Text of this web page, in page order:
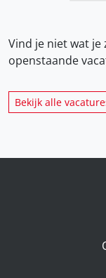
Vind je niet wat je
openstaande
Bekijk alle